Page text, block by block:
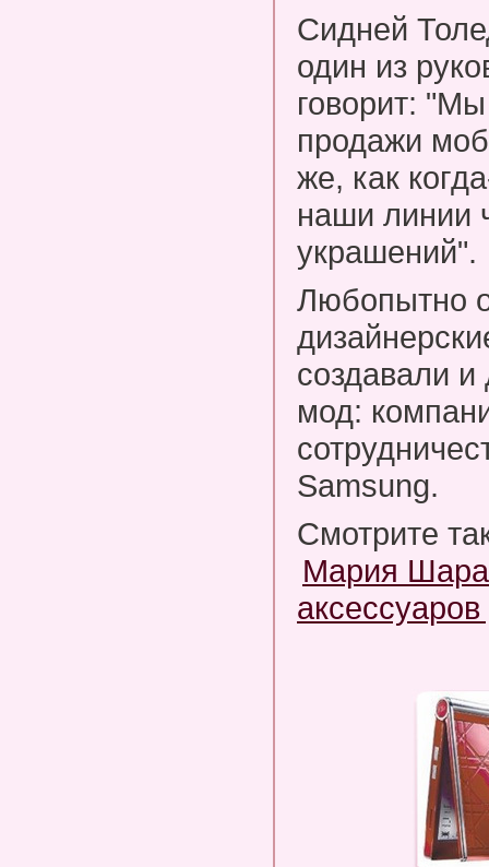
Сидней
один из
говорит:
продажи
же, как
наши линии
украшений".
Любопытно
создавали
мод:
Samsung.
Смотрите
Мария